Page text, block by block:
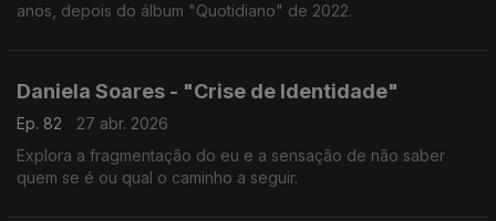
anos, depois do álbum "Quotidiano" de 2022.
Daniela Soares - "Crise de Identidade"
Ep. 82
27 abr. 2026
Explora a fragmentação do eu e a sensação de não saber
quem se é ou qual o caminho a seguir.